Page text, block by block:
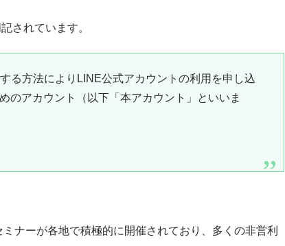
されています。
る方法によりLINE公式アカウントの利用を申し込
のアカウント（以下「本アカウント」といいま
ナーが各地で積極的に開催されており、多くの非営利